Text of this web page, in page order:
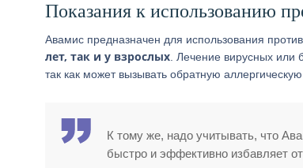
Показания к использованию
Авамис предназначен для использования
лет, так и у взрослых . Лечение вирусных
так как может вызывать обратную
К тому же, надо учитывать, что
быстро и эффективно избавляет